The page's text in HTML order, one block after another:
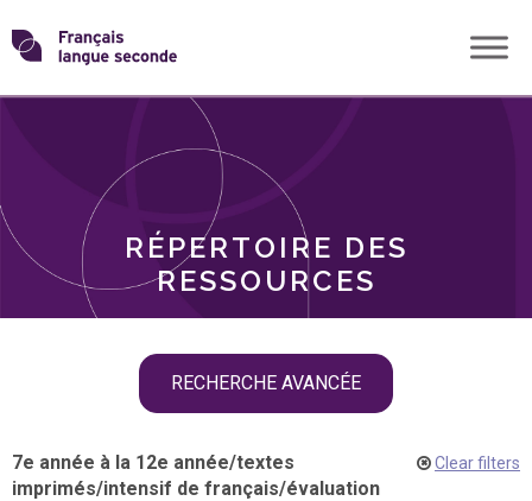
Skip
toTransformons
langue
RÉPERTOIRE DES
RESSOURCES
RECHERCHE AVANCÉE
THÈMES
7e année à la 12e année/textes
imprimés/intensif de français/évaluation
Clear filters